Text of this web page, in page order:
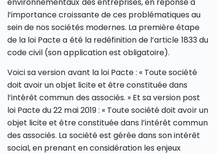
l’importance croissante de ces problématiques au
sein de nos sociétés modernes. La première étape
de la loi Pacte a été la redéfinition de l’article 1833 du
code civil (son application est obligatoire).
Voici sa version avant la loi Pacte : « Toute société
doit avoir un objet licite et être constituée dans
l’intérêt commun des associés. » Et sa version post
loi Pacte du 22 mai 2019 : « Toute société doit avoir un
objet licite et être constituée dans l’intérêt commun
des associés. La société est gérée dans son intérêt
social, en prenant en considération les enjeux